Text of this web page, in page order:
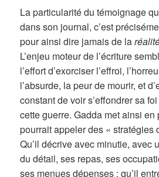
La particularité du témoignage
dans son journal, c’est
pour ainsi dire jamais de la
L’enjeu moteur de l’écriture
l’effort d’exorciser l’effroi,
l’absurde, la peur de mourir, et
constant de voir s’effondrer sa
cette guerre. Gadda met ainsi en
pourrait appeler des « stratégies
Qu’il décrive avec minutie, avec
du détail, ses repas, ses
ses menues dépenses ; qu’il